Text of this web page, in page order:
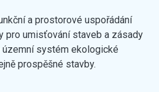
a prostorové uspořádání
pro umisťování staveb a zásady
územní systém ekologické
prospěšné stavby.